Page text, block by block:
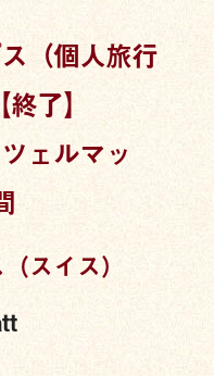
（個人旅行
了】
ェルマッ
スイス）